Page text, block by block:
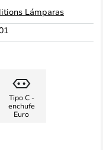
Lámparas
Tipo C -
enchufe
Euro